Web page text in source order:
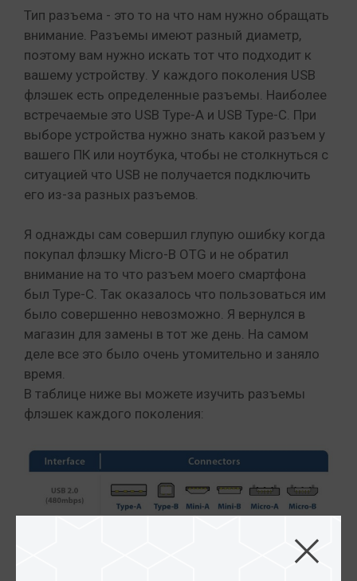
Тип разъема - это то на что нам нужно обращать
внимание. Разъемы имеют разный диаметр,
поэтому вам нужно искать тот что подходит к
вашему устройству. У каждого поколения USB
флэшек есть определенные разъемы. Наиболее
встречаемые это USB Type-A и USB Type-C. При
выборе устройства нужно знать какой разъем у
вашего ПК или ноутбука, чтобы не столкнуться с
ситуацией что USB не получается подключить
его из-за разных разъемов.
Я однажды сам совершил глупую ошибку когда
покупал флэшку Micro-B OTG и не обратил
внимание на то что разъем моего смартфона
был Type-C. Так оказалось что пользоваться им
было совершенно невозможно. Я вернулся в
магазин для замены в тот же день. На самом
деле все это было очень утомительно и заняло
время.
В таблице ниже вы можете изучить разъемы
флэшек каждого поколения: